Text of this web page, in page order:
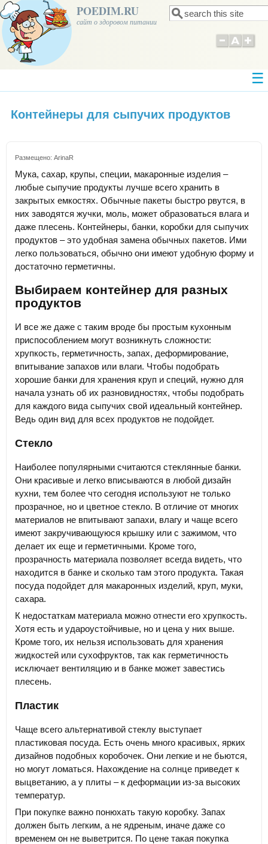
POEDIM.RU
сайт о здоровом питании Форма поиска
Поиск
Контейнеры для сыпучих продуктов
Размещено: ArinaR
Мука, сахар, крупы, специи, макаронные изделия –
любые сыпучие продукты лучше всего хранить в
закрытых емкостях. Обычные пакеты быстро рвутся, в
них заводятся жучки, моль, может образоваться влага и
даже плесень. Контейнеры, банки, коробки для сыпучих
продуктов – это удобная замена обычных пакетов. Ими
легко пользоваться, обычно они имеют удобную форму и
достаточно герметичны.
Выбираем контейнер для разных
продуктов
И все же даже с таким вроде бы простым кухонным
приспособлением могут возникнуть сложности:
хрупкость, герметичность, запах, деформирование,
впитывание запахов или влаги. Чтобы подобрать
хорошие банки для хранения круп и специй, нужно для
начала узнать об их разновидностях, чтобы подобрать
для каждого вида сыпучих свой идеальный контейнер.
Ведь один вид для всех продуктов не подойдет.
Стекло
Наиболее популярными считаются стеклянные банки.
Они красивые и легко вписываются в любой дизайн
кухни, тем более что сегодня используют не только
прозрачное, но и цветное стекло. В отличие от многих
материалов не впитывают запахи, влагу и чаще всего
имеют закручивающуюся крышку или с зажимом, что
делает их еще и герметичными. Кроме того,
прозрачность материала позволяет всегда видеть, что
находится в банке и сколько там этого продукта. Такая
посуда подойдет для макаронных изделий, круп, муки,
сахара.
К недостаткам материала можно отнести его хрупкость.
Хотя есть и удароустойчивые, но и цена у них выше.
Кроме того, их нельзя использовать для хранения
жидкостей или сухофруктов, так как герметичность
исключает вентиляцию и в банке может завестись
плесень.
Пластик
Чаще всего альтернативой стеклу выступает
пластиковая посуда. Есть очень много красивых, ярких
дизайнов подобных коробочек. Они легкие и не бьются,
но могут ломаться. Нахождение на солнце приведет к
выцветанию, а у плиты – к деформации из-за высоких
температур.
При покупке важно понюхать такую коробку. Запах
должен быть легким, а не ядреным, иначе даже со
временем он не выветрится. По цене такая покупка